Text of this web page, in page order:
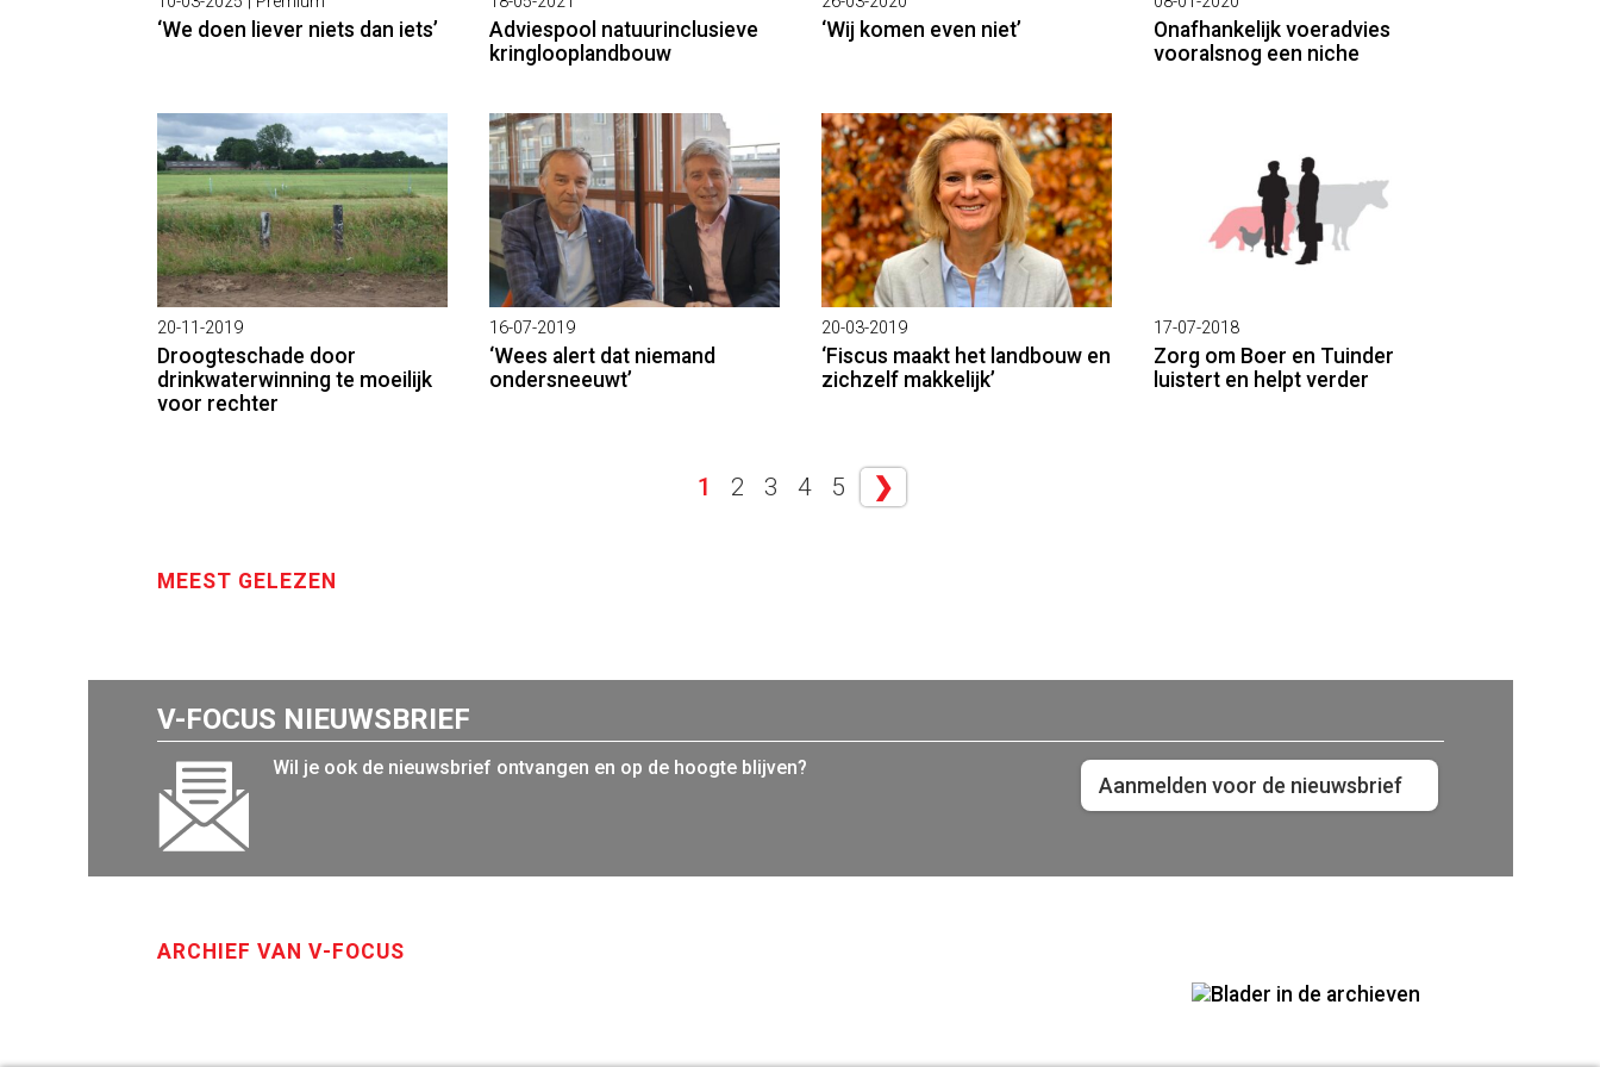
‘We doen liever niets dan iets’
Adviespool natuurinclusieve
kringlooplandbouw
‘Wij komen even niet’
Onafhankelijk voeradvies
vooralsnog een niche
20-11-2019
Droogteschade door
drinkwaterwinning te moeilijk
voor rechter
16-07-2019
‘Wees alert dat niemand
ondersneeuwt’
20-03-2019
‘Fiscus maakt het landbouw en
zichzelf makkelijk’
17-07-2018
Zorg om Boer en Tuinder
luistert en helpt verder
1 2 3 4 5 ❯
MEEST GELEZEN
V-FOCUS NIEUWSBRIEF
Wil je ook de nieuwsbrief ontvangen en op de hoogte blijven?
Aanmelden voor de nieuwsbrief
ARCHIEF VAN V-FOCUS
Blader in de archieven